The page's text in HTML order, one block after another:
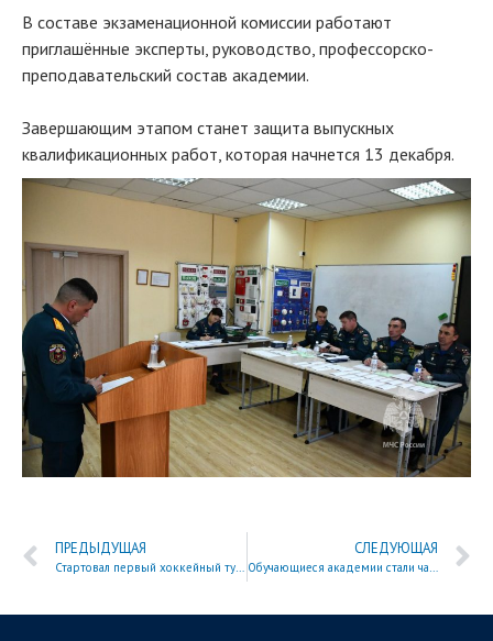
В составе экзаменационной комиссии работают
приглашённые эксперты, руководство, профессорско-
преподавательский состав академии.
Завершающим этапом станет защита выпускных
квалификационных работ, которая начнется 13 декабря.
ПРЕДЫДУЩАЯ
Стартовал первый хоккейный турнир среди вузов МЧС России
СЛЕДУЮЩАЯ
Обучающиеся академии стали частью масштабного события сферы российского добровольчества